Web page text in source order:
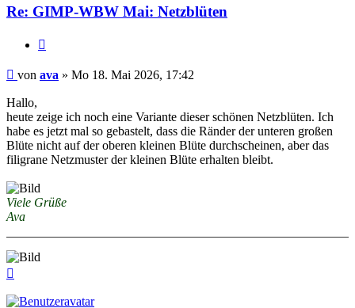
Re: GIMP-WBW Mai: Netzblüten
Beitrag
von ava » Mo 18. Mai 2026, 17:42
Hallo,
heute zeige ich noch eine Variante dieser schönen Netzblüten. Ich
habe es jetzt mal so gebastelt, dass die Ränder der unteren großen
Blüte nicht auf der oberen kleinen Blüte durchscheinen, aber das
filigrane Netzmuster der kleinen Blüte erhalten bleibt.
Viele Grüße
Ava